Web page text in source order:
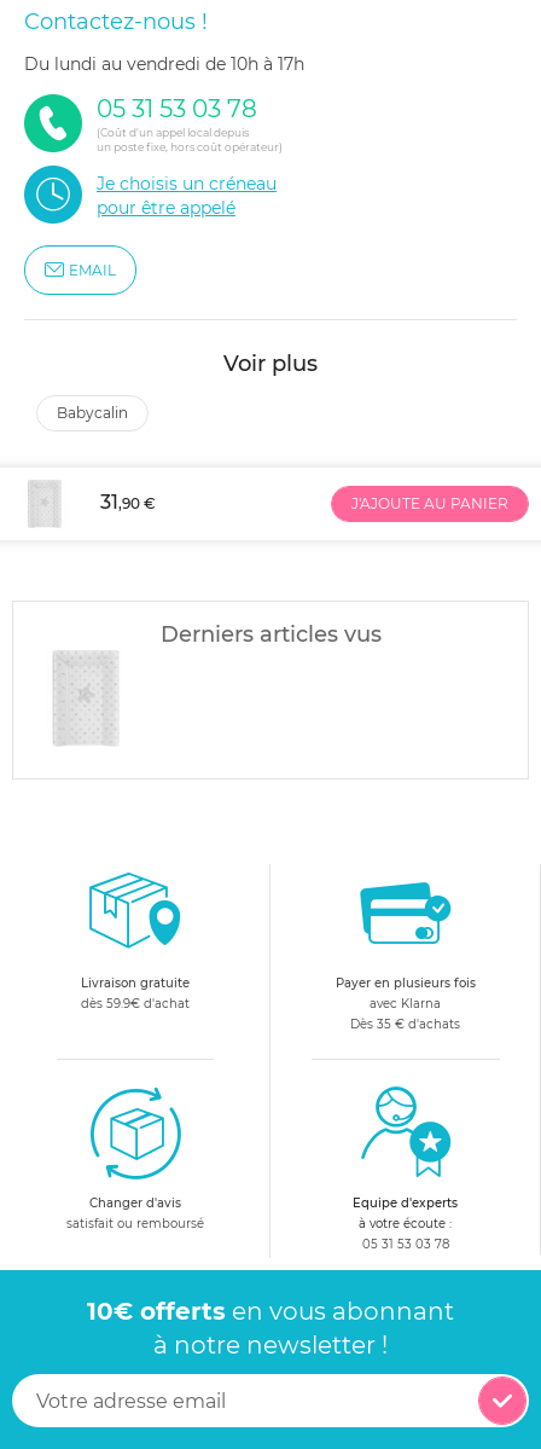
Contactez-nous !
du lundi au vendredi de 10h à 17h
05 31 53 03 78
(Coût d'un appel local depuis
un poste fixe, hors coût opérateur)
Je choisis un créneau
pour être appelé
EMAIL
Voir plus
babycalin
31,90 € J'AJOUTE AU PANIER
Derniers articles vus
Livraison gratuite
dès 59.9€ d'achat
Payer en plusieurs fois
avec Klarna
Dès 35 € d'achats
Changer d'avis
satisfait ou remboursé
Equipe d'experts
à votre écoute :
05 31 53 03 78
10€ offerts en vous abonnant
à notre newsletter !